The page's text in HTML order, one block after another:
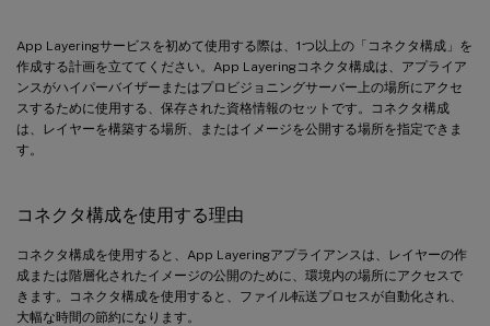
App Layeringサービスを初めて使用する際は、1つ以上の「コネクタ構成」を
作成する計画を立ててください。App Layeringコネクタ構成は、アプライア
ンスがハイパーバイザーまたはプロビジョニングサーバー上の場所にアクセ
スするために使用する、保存された資格情報のセットです。コネクタ構成
は、レイヤーを構築する場所、またはイメージを公開する場所を指定できま
す。
コネクタ構成を使用する理由
コネクタ構成を使用すると、App Layeringアプライアンスは、レイヤーの作
成または階層化されたイメージの公開のために、環境内の場所にアクセスで
きます。コネクタ構成を使用すると、ファイル転送プロセスが自動化され、
大幅な時間の節約になります。